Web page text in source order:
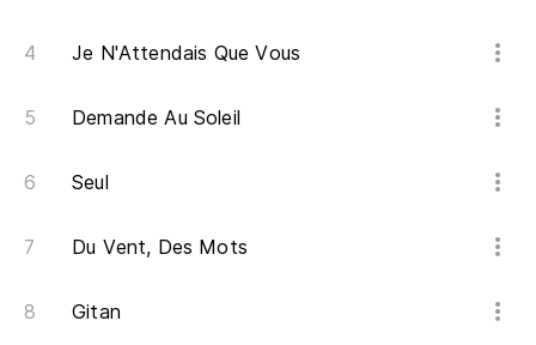
Je N'Attendais Que Vous
Demande Au Soleil
Seul
Du Vent, Des Mots
Gitan